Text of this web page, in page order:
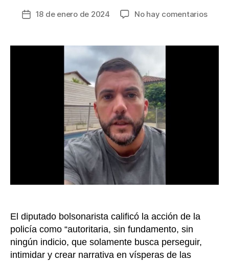
Fecha
entrada
18 de enero de 2024 No hay comentariosen
Brasil
El diputado bolsonarista calificó la acción de la
policía como “autoritaria, sin fundamento, sin
ningún indicio, que solamente busca perseguir,
intimidar y crear narrativa en vísperas de las